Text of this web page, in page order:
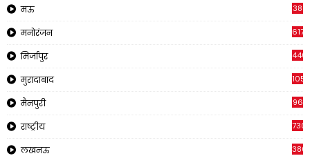
मऊ 38
मनोरंजन 617
मिर्जापुर 440
मुरादाबाद 1056
मैनपुरी 96
राष्ट्रीय
लखनऊ